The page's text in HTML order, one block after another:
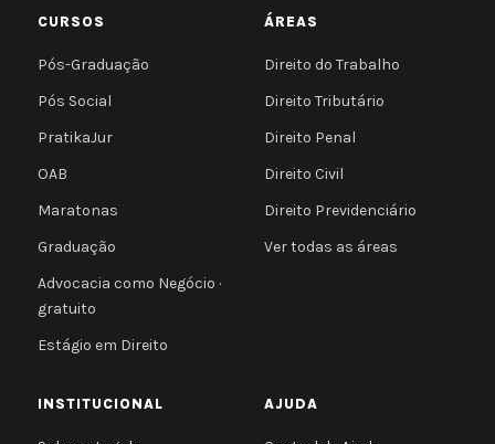
CURSOS
Pós-Graduação
Pós Social
PratikaJur
OAB
Maratonas
Graduação
Advocacia como Negócio ·
gratuito
Estágio em Direito
ÁREAS
Direito do Trabalho
Direito Tributário
Direito Penal
Direito Civil
Direito Previdenciário
Ver todas as áreas
INSTITUCIONAL AJUDA